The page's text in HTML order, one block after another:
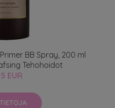
BB Spray, 200 ml
Tehohoidot
EUR